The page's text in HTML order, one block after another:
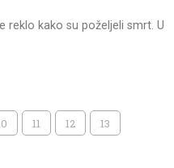
reklo kako su poželjeli smrt. U
11 12 13